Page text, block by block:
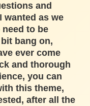
and
wanted as we
need to be
bang on,
ever come
and thorough
you can
this theme,
after all the